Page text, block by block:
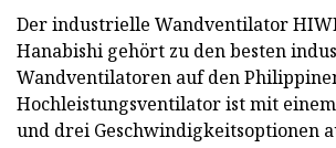
Der industrielle Wandventilator
Hanabishi gehört zu den besten
Wandventilatoren auf den
Hochleistungsventilator ist mit
und drei Geschwindigkeitsoptionen